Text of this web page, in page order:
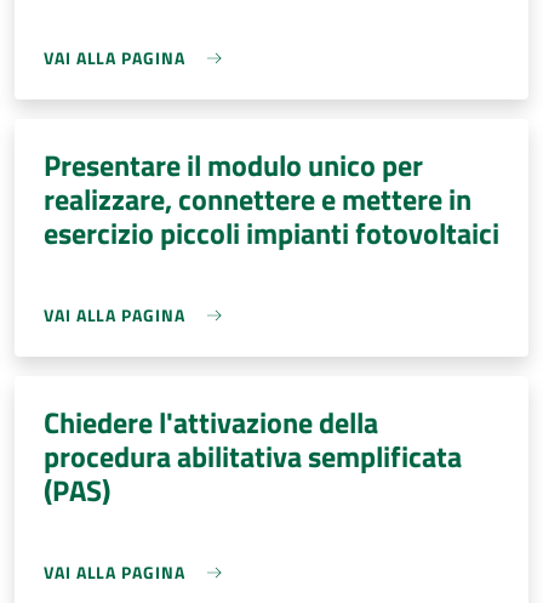
VAI ALLA PAGINA
Presentare il modulo unico per
realizzare, connettere e mettere in
esercizio piccoli impianti fotovoltaici
VAI ALLA PAGINA
Chiedere l'attivazione della
procedura abilitativa semplificata
(PAS)
VAI ALLA PAGINA